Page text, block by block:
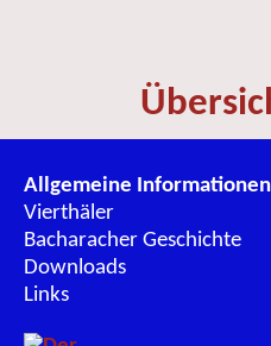
Allgemeine Informationen
Vierthäler
Bacharacher Geschichte
Downloads
Links